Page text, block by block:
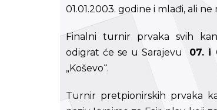
01.01.2003. godine i mlađi, ali
Finalni turnir prvaka svih
odigrat će se u Sarajevu 07. i
„Koševo“.
Turnir pretpionirskih prvaka